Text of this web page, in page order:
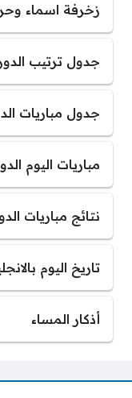
زخرفة اسماء
جدول ترتيب
جدول مباريات
مباريات اليوم
نتائج مباريات
تاريخ اليوم
أذكار المساء